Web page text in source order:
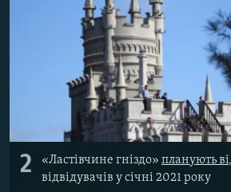
2 «Ластівчине гніздо» планують
відвідувачів у січні 2021 року